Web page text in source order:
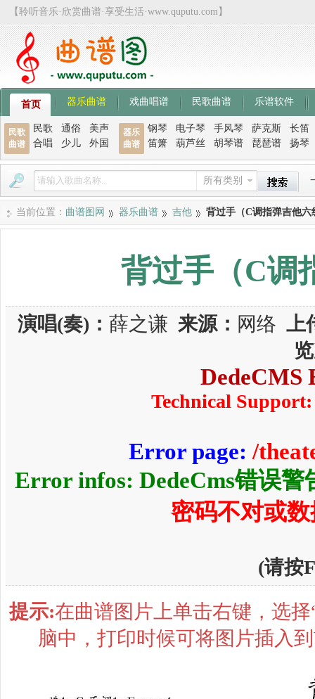
【聆听音乐·欣赏曲谱·享受生活·www.quputu.com】
首页 器乐曲谱 戏曲唱谱 民歌曲谱 乐谱软件
民歌
曲谱
民歌 通俗
美声
合唱
少儿 外国
器乐
曲谱
钢琴 电子琴 手风琴 萨克斯
长笛
笛箫
葫芦丝 胡琴谱 琵琶谱 扬琴
所有类别
当前位置： 曲谱图网 器乐曲谱 吉他 背过手（C调指弹吉他六
背过手（C调
演唱(奏)： 薛之谦 来源： 网络 上
Technical
Error page: /
Error infos: DedeCms错误警
密码不对或
(请按
提示:在曲谱图片上单击右键，选
脑中，打印时候可将图片插入